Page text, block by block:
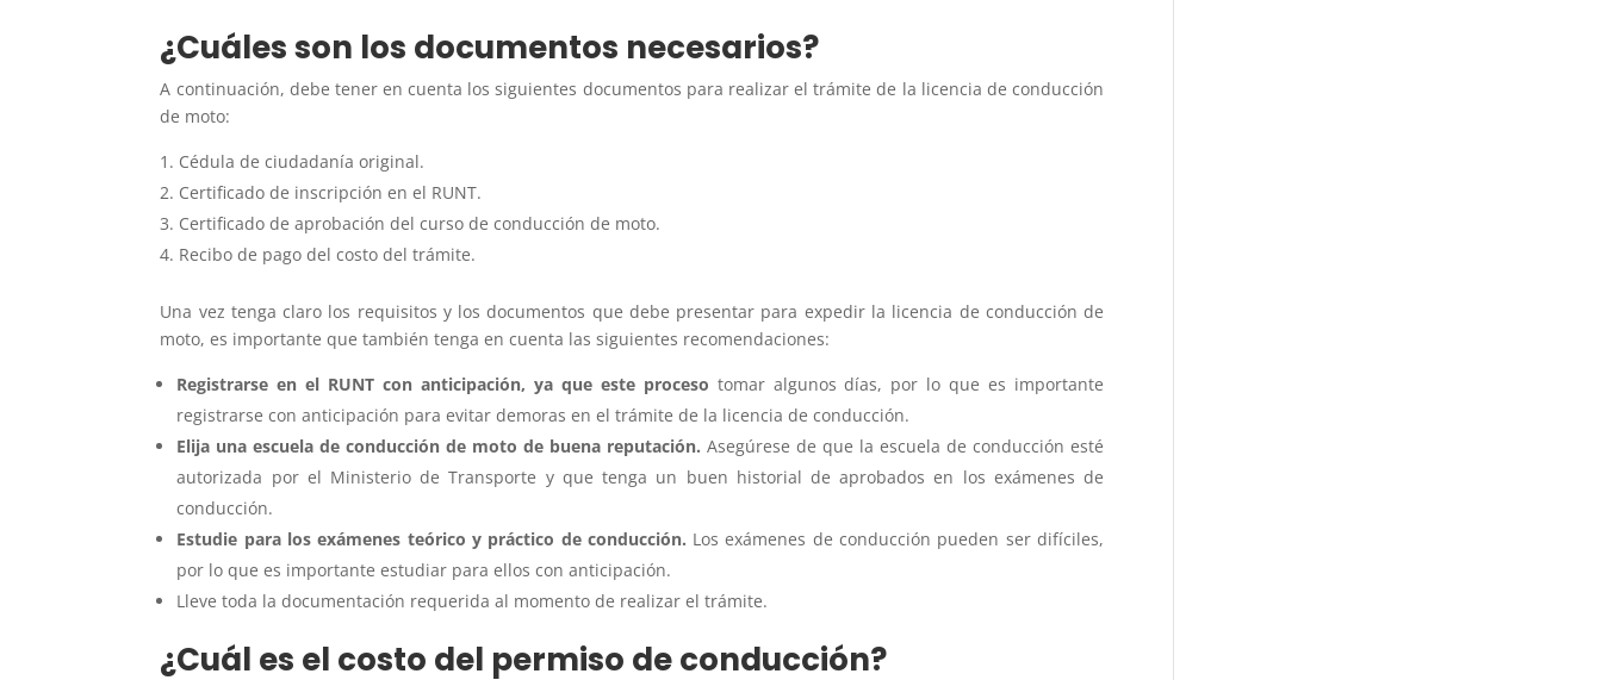
¿Cuáles son los documentos necesarios?
A continuación, debe tener en cuenta los siguientes documentos para realizar el trámite de la licencia de conducción
de moto:
Cédula de ciudadanía original.
Certificado de inscripción en el RUNT.
Certificado de aprobación del curso de conducción de moto.
Recibo de pago del costo del trámite.
Una vez tenga claro los requisitos y los documentos que debe presentar para expedir la licencia de conducción de
moto, es importante que también tenga en cuenta las siguientes recomendaciones:
Registrarse en el RUNT con anticipación, ya que este proceso tomar algunos días, por lo que es importante
registrarse con anticipación para evitar demoras en el trámite de la licencia de conducción.
Elija una escuela de conducción de moto de buena reputación. Asegúrese de que la escuela de conducción esté
autorizada por el Ministerio de Transporte y que tenga un buen historial de aprobados en los exámenes de
conducción.
Estudie para los exámenes teórico y práctico de conducción. Los exámenes de conducción pueden ser difíciles,
por lo que es importante estudiar para ellos con anticipación.
Lleve toda la documentación requerida al momento de realizar el trámite.
¿Cuál es el costo del permiso de conducción?